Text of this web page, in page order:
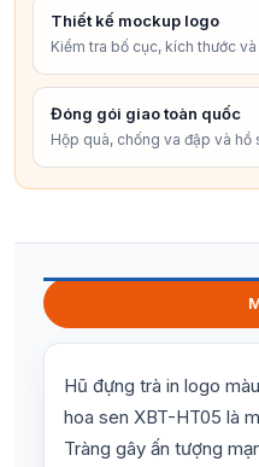
Thiết kế mockup logo
Kiểm tra bố cục, kích thước
Đóng gói giao toàn quốc
Hộp quà, chống va đập và
Hũ đựng trà in logo
hoa sen XBT-HT05 là
Tràng gây ấn tượng